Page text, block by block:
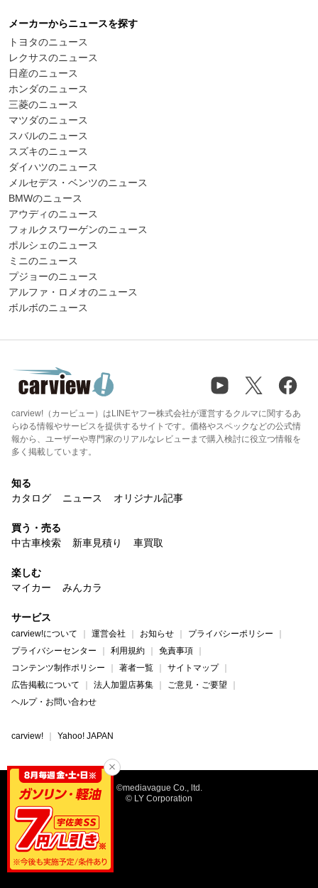
メーカーからニュースを探す
トヨタのニュース
レクサスのニュース
日産のニュース
ホンダのニュース
三菱のニュース
マツダのニュース
スバルのニュース
スズキのニュース
ダイハツのニュース
メルセデス・ベンツのニュース
BMWのニュース
アウディのニュース
フォルクスワーゲンのニュース
ポルシェのニュース
ミニのニュース
プジョーのニュース
アルファ・ロメオのニュース
ボルボのニュース
carview!（カービュー）はLINEヤフー株式会社が運営するクルマに関するあ
らゆる情報やサービスを提供するサイトです。価格やスペックなどの公式情
報から、ユーザーや専門家のリアルなレビューまで購入検討に役立つ情報を
多く掲載しています。
知る
カタログ
ニュース オリジナル記事
買う・売る
中古車検索
新車見積り 車買取
楽しむ
マイカー
みんカラ
サービス
carview!について 運営会社 お知らせ
プライバシーポリシー
プライバシーセンター
利用規約
免責事項
コンテンツ制作ポリシー
著者一覧
サイトマップ
広告掲載について
法人加盟店募集
ご意見・ご要望
ヘルプ・お問い合わせ
carview! Yahoo! JAPAN
©mediavague Co., ltd.
© LY Corporation